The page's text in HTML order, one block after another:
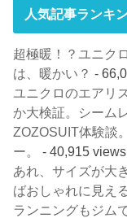
人気記事ランキ
超極暖！？ユニク
は、暖かい？ -
ユニクロのエアリ
か大検証。シーム
ZOZOSUIT体験談
ー。
- 40,915 views
あれ、サイズが大
ばおしゃれに見え
ランニングもジム